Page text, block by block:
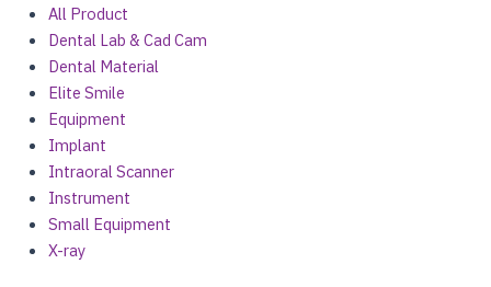
All Product
Dental Lab & Cad Cam
Dental Material
Elite Smile
Equipment
Implant
Intraoral Scanner
Instrument
Small Equipment
X-ray